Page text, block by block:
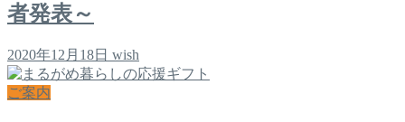
者発表～
2020年12月18日 wish
ご案内